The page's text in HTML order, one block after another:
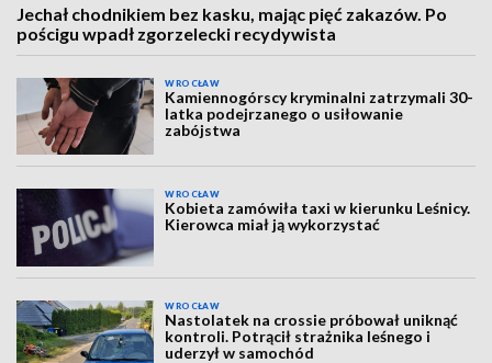
Jechał chodnikiem bez kasku, mając pięć zakazów. Po
pościgu wpadł zgorzelecki recydywista
WROCŁAW
Kamiennogórscy kryminalni zatrzymali 30-
latka podejrzanego o usiłowanie
zabójstwa
WROCŁAW
Kobieta zamówiła taxi w kierunku Leśnicy.
Kierowca miał ją wykorzystać
WROCŁAW
Nastolatek na crossie próbował uniknąć
kontroli. Potrącił strażnika leśnego i
uderzył w samochód